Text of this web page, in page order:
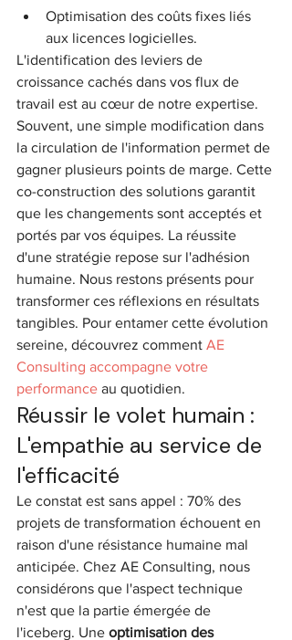
Optimisation des coûts fixes liés
aux licences logicielles.
L'identification des leviers de
croissance cachés dans vos flux de
travail est au cœur de notre expertise.
Souvent, une simple modification dans
la circulation de l'information permet de
gagner plusieurs points de marge. Cette
co-construction des solutions garantit
que les changements sont acceptés et
portés par vos équipes. La réussite
d'une stratégie repose sur l'adhésion
humaine. Nous restons présents pour
transformer ces réflexions en résultats
tangibles. Pour entamer cette évolution
sereine, découvrez comment AE
Consulting accompagne votre
performance au quotidien.
Réussir le volet humain :
L'empathie au service de
l'efficacité
Le constat est sans appel : 70% des
projets de transformation échouent en
raison d'une résistance humaine mal
anticipée. Chez AE Consulting, nous
considérons que l'aspect technique
n'est que la partie émergée de
l'iceberg. Une optimisation des